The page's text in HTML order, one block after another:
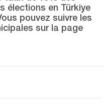
élections en Türkiye
pouvez suivre les
sur la page